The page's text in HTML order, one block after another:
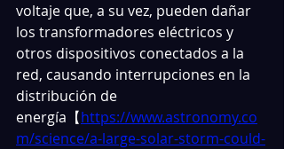
voltaje que, a su vez, pueden dañar
los transformadores eléctricos y
otros dispositivos conectados a la
red, causando interrupciones en la
distribución de
energía【https://www.astronomy.co
m/science/a-large-solar-storm-could-